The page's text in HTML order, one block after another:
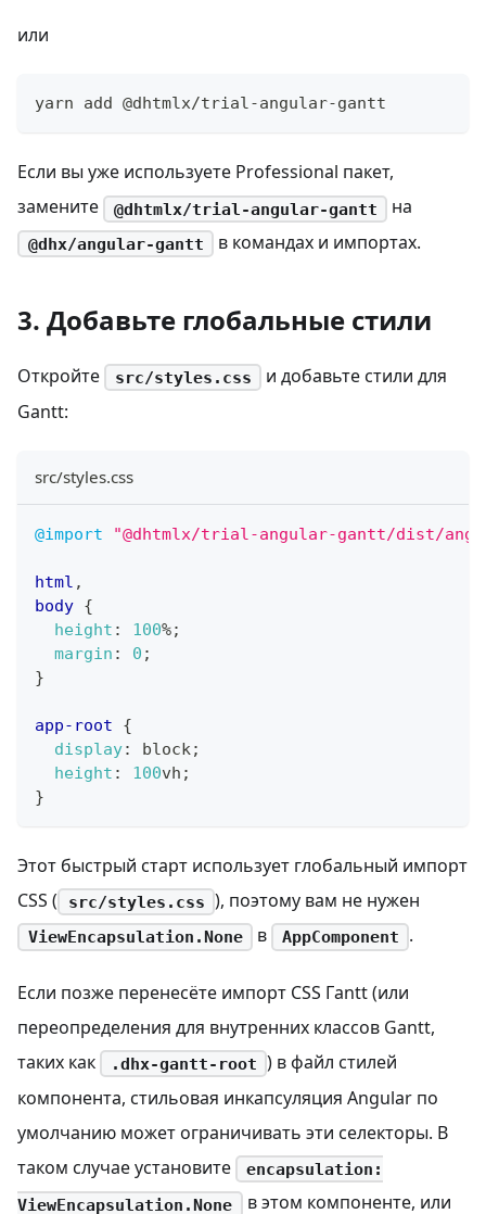
или
yarn add @dhtmlx/trial-angular-gantt
Если вы уже используете Professional пакет,
замените
@dhtmlx/trial-angular-gantt на
@dhx/angular-gantt в командах и импортax.
3. Добавьте глобальные стили
Откройте src/styles.css
и добавьте стили для
Gantt:
src/styles.css
@import "@dhtmlx/trial-angular-gantt/dist/
html ,
body {
height : 100%;
margin : 0 ;
}
app-root
{
display: block ;
height : 100vh ;
}
Этот быстрый старт использует глобальный импорт
CSS (
src/styles.css ), поэтому вам не нужен
ViewEncapsulation.None в AppComponent .
Если позже перенесёте импорт CSS Гantt (или
переопределения для внутренних классов Gantt,
таких как
.dhx-gantt-root ) в файл стилей
компонента, стильовая инкапсуляция Angular по
умолчанию может ограничивать эти селекторы. В
таком случае установите
encapsulation:
ViewEncapsulation.None в этом компоненте, или